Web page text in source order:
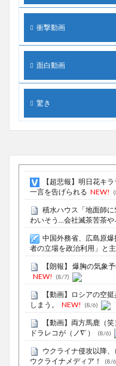
衝撃動画
面白動画
驚き
【超悲報】明日花キ
一言を告げられる NEW!
積水ハウス「地面師
わいそう…会社滅茶苦茶や
中国外務省、広島原
者の立場を政治利用」と主
【朗報】 爆胸の気象
NEW!
(8/7)
【動画】ロシアの空
しまう。
NEW! (8/6)
【動画】両方馬鹿（
ドラレコが（ノ∇`）
(8/6)
ウクライナ侵攻以降
ウクライナメディア！
(8/